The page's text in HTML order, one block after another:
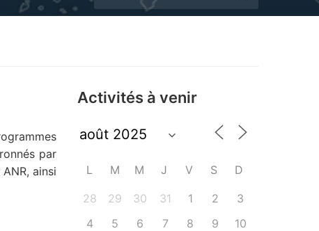
for:
par
ainsi
Activités à venir
L M M J V S D
28 29 30 31 1 2
3
4
5 6 7 8 9
10